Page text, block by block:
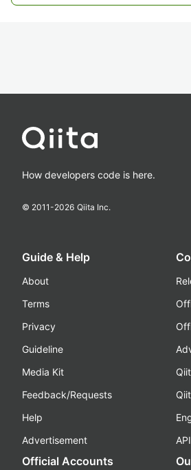
How developers code is here.
© 2011-2026 Qiita Inc.
Guide & Help
About
Terms
Privacy
Guideline
Media Kit
Feedback/Requests
Help
Advertisement
API
Official Accounts